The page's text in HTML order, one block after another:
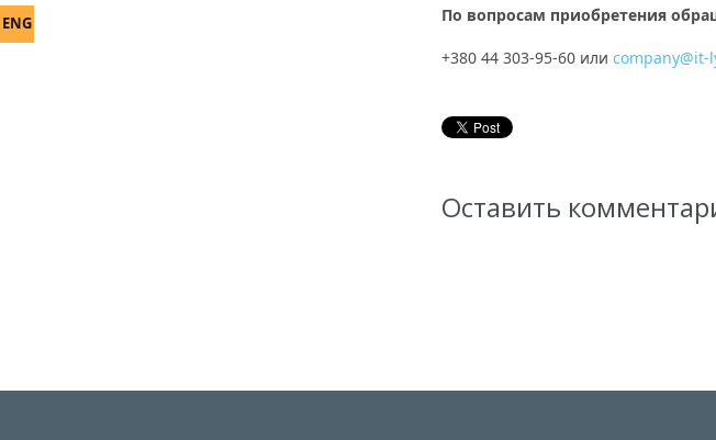
ENG По вопросам приобретения
+380 44 303-95-60 илиcompany@it-
Оставить